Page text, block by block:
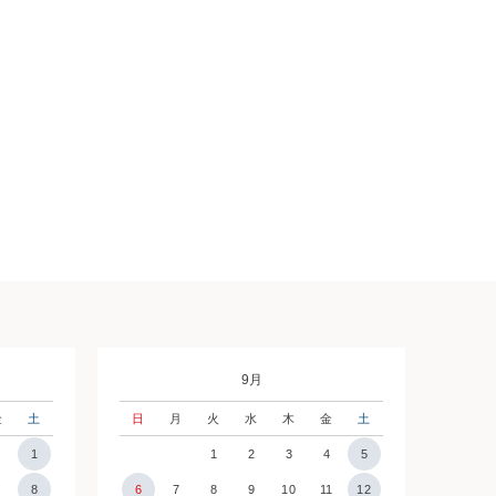
土
1
8
9月
日 月 火 水 木 金 土
1 2 3 4 5
6 7 8 9 10 11 12